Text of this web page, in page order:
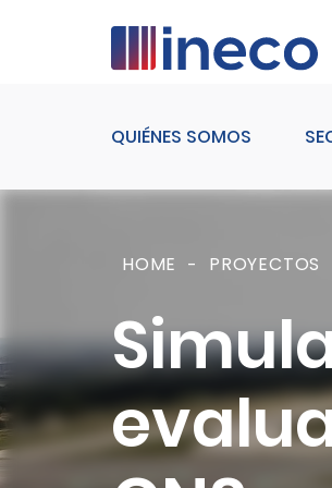
Pasar al contenido principal
QUIÉNES SOMOS
HOME PROYECTOS